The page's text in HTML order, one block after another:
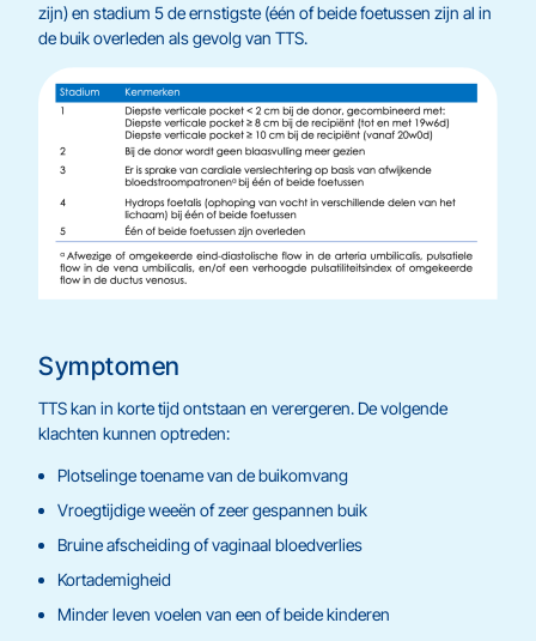
zijn) en stadium 5 de ernstigste (één of beide foetussen zijn al in
de buik overleden als gevolg van TTS.
Symptomen
TTS kan in korte tijd ontstaan en verergeren. De volgende
klachten kunnen optreden:
Plotselinge toename van de buikomvang
Vroegtijdige weeën of zeer gespannen buik
Bruine afscheiding of vaginaal bloedverlies
Kortademigheid
Minder leven voelen van een of beide kinderen